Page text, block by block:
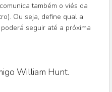
também o viés da
Ou seja, define qual a
seguir até a próxima
William Hunt.